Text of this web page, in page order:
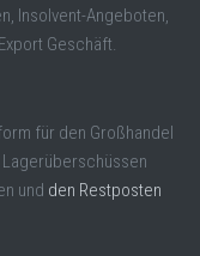
Insolvent-Angeboten,
Geschäft.
für den Großhandel
Lagerüberschüssen
und den Restposten